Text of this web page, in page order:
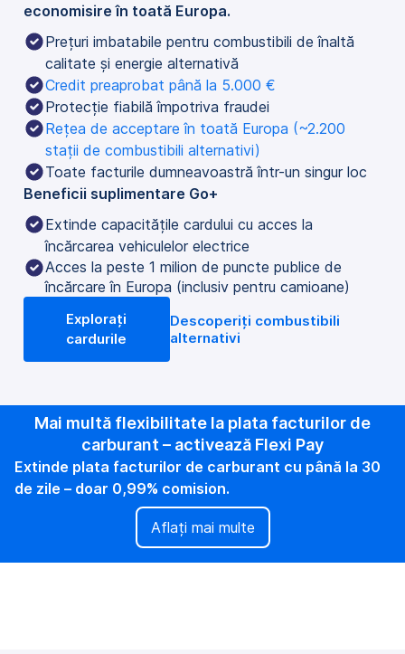
economisire în toată Europa.
Prețuri imbatabile pentru combustibili de înaltă
calitate și energie alternativă
Credit preaprobat până la 5.000 €
Protecție fiabilă împotriva fraudei
Rețea de acceptare în toată Europa (~2.200
stații de combustibili alternativi)
Toate facturile dumneavoastră într-un singur loc
Beneficii suplimentare Go+
Extinde capacitățile cardului cu acces la
încărcarea vehiculelor electrice
Acces la peste 1 milion de puncte publice de
încărcare în Europa (inclusiv pentru camioane)
Explorați
cardurile
Descoperiți combustibili
alternativi
Mai multă flexibilitate la plata facturilor de
carburant – activează Flexi Pay
Extinde plata facturilor de carburant cu până la 30
de zile – doar 0,99% comision.
Aflați mai multe